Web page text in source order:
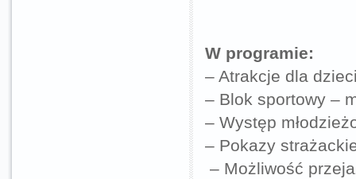
W programie:
– Atrakcje dla
– Blok sportowy –
– Występ
– Pokazy
– Możliwość